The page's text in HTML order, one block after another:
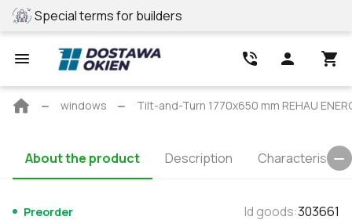
Special terms for builders
Main
windows Tilt-and-Turn 1770x650 mm REHAU
About the product Description Characteristics
Preorder Id goods:303661